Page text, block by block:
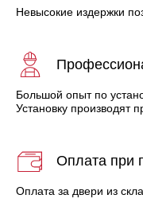
Невысокие издержки
Большой опыт по
Установку производят
Оплата при
Оплата за двери из